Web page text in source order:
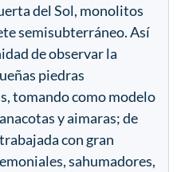
del Sol, monolitos
semisubterráneo. Así
de observar la
piedras
tomando como modelo
y aimaras; de
con gran
sahumadores,